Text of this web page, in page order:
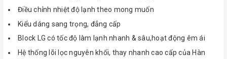
Điều chỉnh nhiệt độ lạnh theo mong muốn
Kiểu dáng sang trọng, đẳng cấp
Block LG có tốc độ làm lạnh nhanh & sâu,hoạt động êm ái
Hệ thống lõi lọc nguyên khối, thay nhanh cao cấp của Hàn